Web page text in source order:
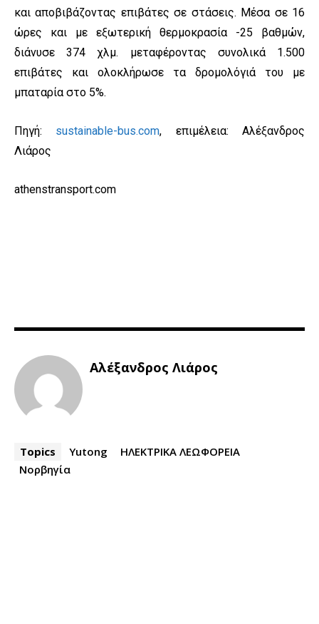
και αποβιβάζοντας επιβάτες σε στάσεις. Μέσα σε 16
ώρες και με εξωτερική θερμοκρασία -25 βαθμών,
διάνυσε 374 χλμ. μεταφέροντας συνολικά 1.500
επιβάτες και ολοκλήρωσε τα δρομολόγιά του με
μπαταρία στο 5%.
Πηγή: sustainable-bus.com, επιμέλεια: Αλέξανδρος
Λιάρος
athenstransport.com
Αλέξανδρος Λιάρος
Topics Yutong
ΗΛΕΚΤΡΙΚΑ ΛΕΩΦΟΡΕΙΑ
Νορβηγία